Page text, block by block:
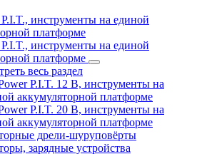
инструменты на единой
платформе
инструменты на единой
платформе
весь раздел
P.I.T. 12 В, инструменты на
аккумуляторной платформе
P.I.T. 20 В, инструменты на
аккумуляторной платформе
дрели-шуруповёрты
зарядные устройства